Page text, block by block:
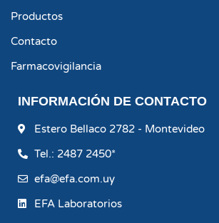
Productos
Contacto
Farmacovigilancia
INFORMACIÓN DE CONTACTO
Estero Bellaco 2782 - Montevideo
Tel.: 2487 2450*
efa@efa.com.uy
EFA Laboratorios